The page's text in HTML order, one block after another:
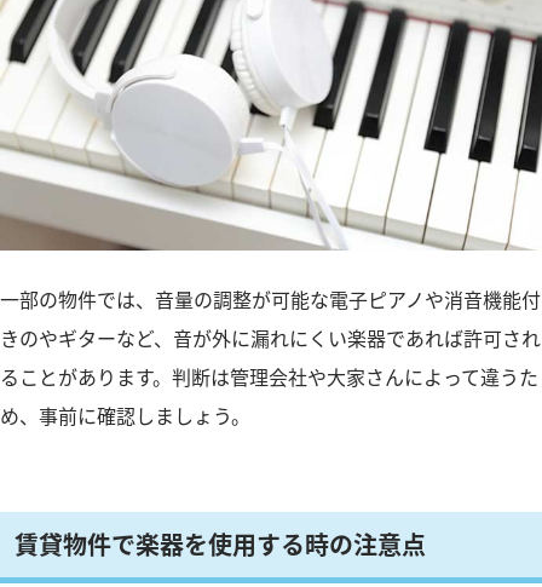
一部の物件では、音量の調整が可能な電子ピアノや消音機能付
きのやギターなど、音が外に漏れにくい楽器であれば許可され
ることがあります。判断は管理会社や大家さんによって違うた
め、事前に確認しましょう。
賃貸物件で楽器を使用する時の注意点